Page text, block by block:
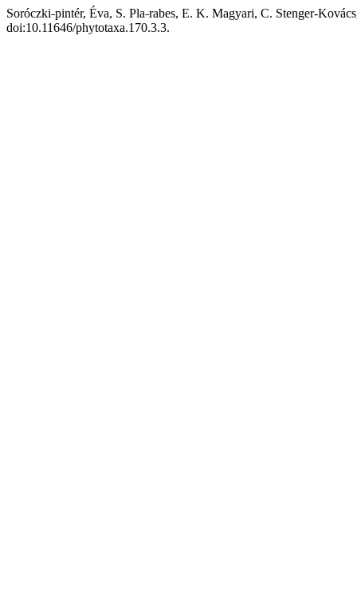
Soróczki˗pintér, Éva, S. Pla˗rabes, E. K. Magyari, C. Stenger-
doi:10.11646/phytotaxa.170.3.3.